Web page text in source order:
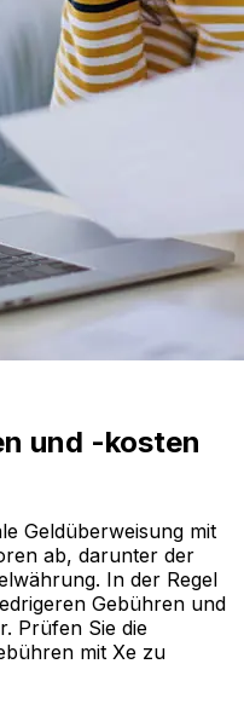
und -kosten
Geldüberweisung mit
ab, darunter der
In der Regel
Gebühren und
Prüfen Sie die
mit Xe zu